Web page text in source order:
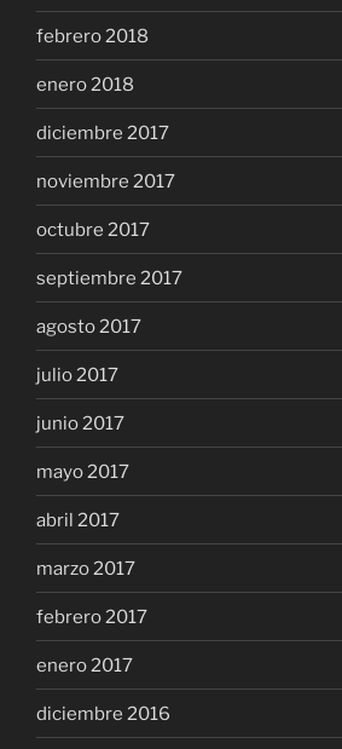
febrero 2018
enero 2018
diciembre 2017
noviembre 2017
octubre 2017
septiembre 2017
agosto 2017
julio 2017
junio 2017
mayo 2017
abril 2017
marzo 2017
febrero 2017
enero 2017
diciembre 2016